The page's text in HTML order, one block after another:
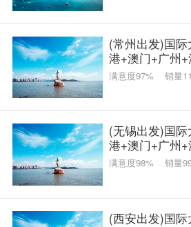
(常州出发)国
港+澳门+广州
珠澳大桥11日游
满意度97% 销量
(无锡出发)国
港+澳门+广州
珠澳大桥11日
满意度98% 销量
(西安出发)国